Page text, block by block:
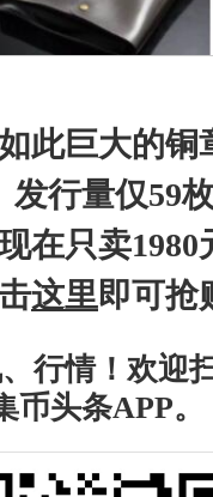
此巨大的铜
发行量仅59
在只卖1980
这里即可抢
行情！欢迎
币头条APP。